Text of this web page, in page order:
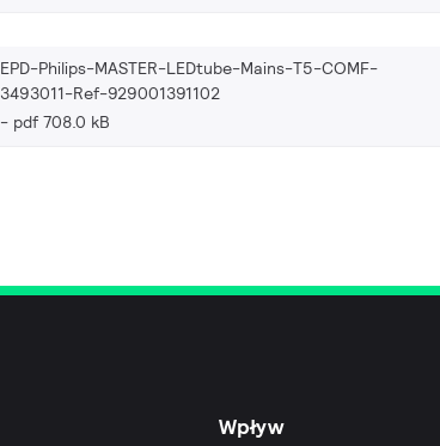
EPD-Philips-MASTER-LEDtube-Mains-T5-COMF-
3493011-Ref-929001391102
pdf 708.0 kB
Wpływ